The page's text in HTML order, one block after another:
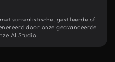
surrealistische, gestileerde of
door onze geavanceerde
AI Studio.